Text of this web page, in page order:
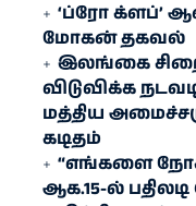
‘ப்ரோ க்ளப்’
மோகன் தகவல்
இலங்கை
விடுவிக்க
மத்திய
கடிதம்
“எங்களை
ஆக.15-ல்